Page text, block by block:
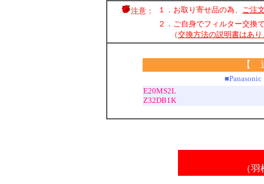
注意： １．お取り寄せ品の為、 ご注
２．ご自身でフィルター交換
（交換方法の説明書はあ
【
E20MS2L
Z32DB1K
（